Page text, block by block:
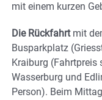
mit einem kurzen
Die Rückfahrtmit
Busparkplatz
Kraiburg (Fahrtpreis
Wasserburg und
Person). Beim